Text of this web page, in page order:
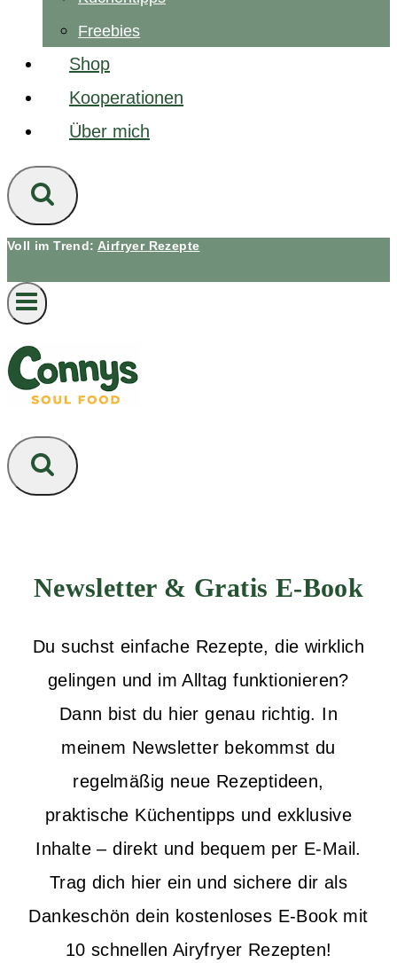
Freebies
Shop
Kooperationen
Über mich
Voll im Trend: Airfryer Rezepte
Newsletter & Gratis E-Book
Du suchst einfache Rezepte, die wirklich
gelingen und im Alltag funktionieren?
Dann bist du hier genau richtig. In
meinem Newsletter bekommst du
regelmäßig neue Rezeptideen,
praktische Küchentipps und exklusive
Inhalte – direkt und bequem per E-Mail.
Trag dich hier ein und sichere dir als
Dankeschön dein kostenloses E-Book mit
10 schnellen Airyfryer Rezepten!